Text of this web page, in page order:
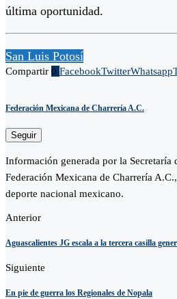
última oportunidad.
San Luis Potosí
Compartir 0 FacebookTwitterWhatsapp
Federación Mexicana de Charrería A.C.
Seguir
Información generada por la Secretaría
Federación Mexicana de Charrería
deporte nacional mexicano.
Anterior
Aguascalientes JG escala a la tercera casilla
Siguiente
En pie de guerra los Regionales de Nopala